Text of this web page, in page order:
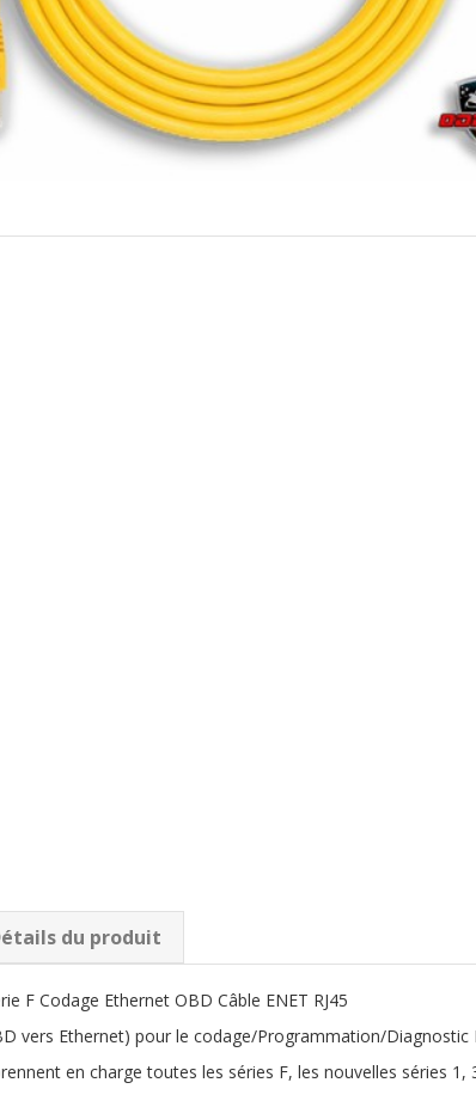
du produit
F Codage Ethernet OBD Câble ENET RJ45
vers Ethernet) pour le codage/Programmation/Diagnostic
en charge toutes les séries F, les nouvelles séries